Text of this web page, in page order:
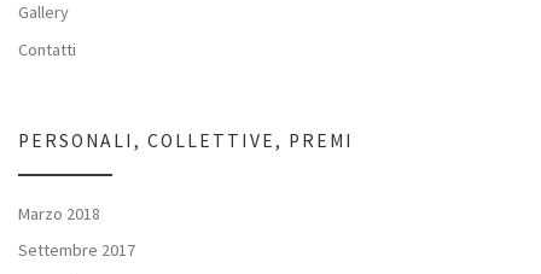
Gallery
Contatti
PERSONALI, COLLETTIVE, PREMI
Marzo 2018
Settembre 2017